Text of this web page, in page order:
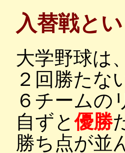
入替戦と
大学野球は
２回勝たな
６チームの
自ずと優勝
勝ち点が並